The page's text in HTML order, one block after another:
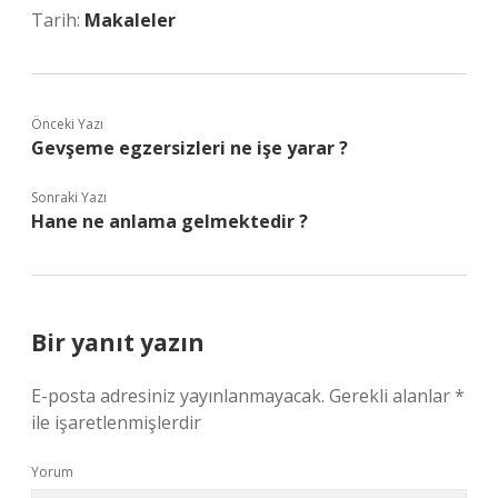
Tarih: Makaleler
Önceki Yazı
Gevşeme egzersizleri ne işe yarar ?
Sonraki Yazı
Hane ne anlama gelmektedir ?
Bir yanıt yazın
E-posta adresiniz yayınlanmayacak. Gerekli alanlar*
ile işaretlenmişlerdir
Yorum